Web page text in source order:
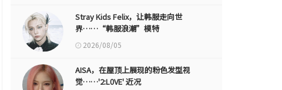
Stray Kids Felix，让韩服走向世
界……“韩服浪潮”模特
2026/08/05
AISA，在屋顶上展现的粉色发型视
觉……'2:L0VE' 近况